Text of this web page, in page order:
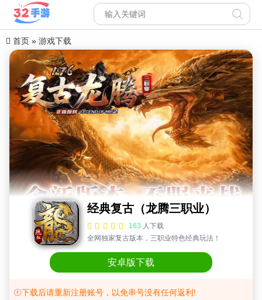
首页 » 游戏下载
经典复古（龙腾三职业）
163 人下载
全网独家复古版本，三职业特色经典玩法！
安卓版下载
下载后请重新注册账号，以免串号没有任何返利!